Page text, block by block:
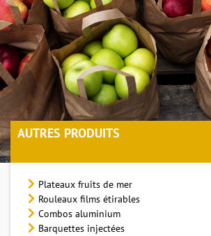
AUTRES PRODUITS
Plateaux fruits de mer
Rouleaux films étirables
Combos aluminium
Barquettes injectées